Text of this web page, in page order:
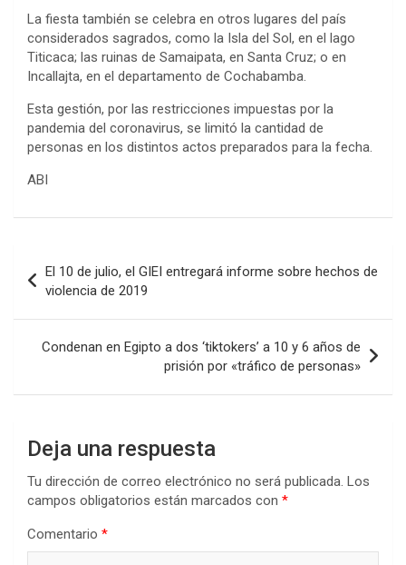
La fiesta también se celebra en otros lugares del país
considerados sagrados, como la Isla del Sol, en el lago
Titicaca; las ruinas de Samaipata, en Santa Cruz; o en
Incallajta, en el departamento de Cochabamba.
Esta gestión, por las restricciones impuestas por la
pandemia del coronavirus, se limitó la cantidad de
personas en los distintos actos preparados para la fecha.
ABI
de
entradas
El 10 de julio, el GIEI entregará informe sobre hechos de
violencia de 2019
Condenan en Egipto a dos ‘tiktokers’ a 10 y 6 años de
prisión por «tráfico de personas»
Deja una respuesta
Tu dirección de correo electrónico no será publicada. Los
campos obligatorios están marcados con *
Comentario *